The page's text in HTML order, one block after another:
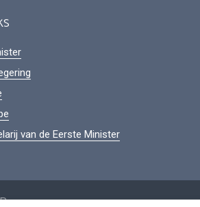
van de Eerste Minister